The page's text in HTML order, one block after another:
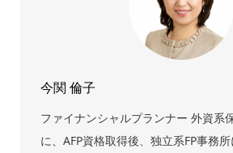
今関 倫子
ファイナンシャルプランナー 外資系
に、AFP資格取得後、独立系FP事務